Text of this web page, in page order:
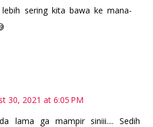
sering kita bawa ke mana-
30, 2021 at 6:05 PM
lama ga mampir siniii.... Sedih